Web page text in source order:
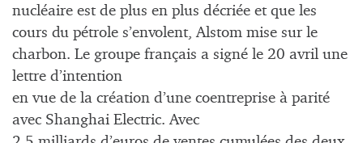
nucléaire est de plus en plus décriée et que les
cours du pétrole s’envolent, Alstom mise sur le
charbon. Le groupe français a signé le 20 avril une
lettre d’intention
en vue de la création d’une coentreprise à parité
avec Shanghai Electric. Avec